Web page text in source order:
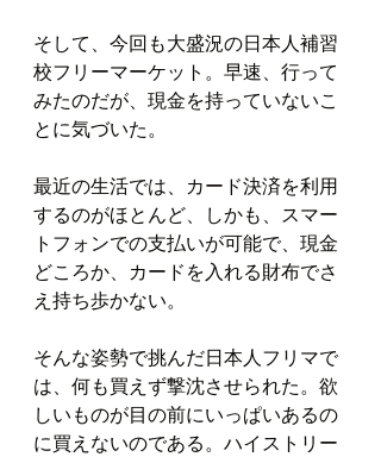
そして、今回も大盛況の日本人補習
校フリーマーケット。早速、行って
みたのだが、現金を持っていないこ
とに気づいた。
最近の生活では、カード決済を利用
するのがほとんど、しかも、スマー
トフォンでの支払いが可能で、現金
どころか、カードを入れる財布でさ
え持ち歩かない。
そんな姿勢で挑んだ日本人フリマで
は、何も買えず撃沈させられた。欲
しいものが目の前にいっぱいあるの
に買えないのである。ハイストリー